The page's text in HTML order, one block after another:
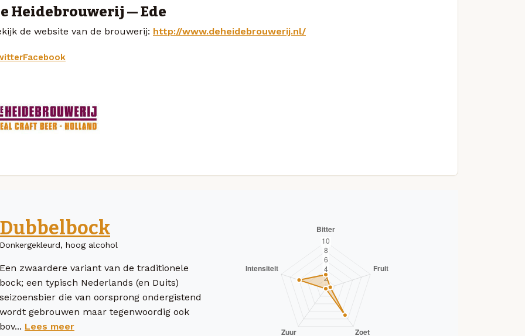
Heidebrouwerij — Ede
de website van de brouwerij: http://www.deheidebrouwerij.nl/
Facebook
Dubbelbock
Donkergekleurd, hoog alcohol
Een zwaardere variant van de traditionele
bock; een typisch Nederlands (en Duits)
seizoensbier die van oorsprong ondergistend
wordt gebrouwen maar tegenwoordig ook
bov... Lees meer